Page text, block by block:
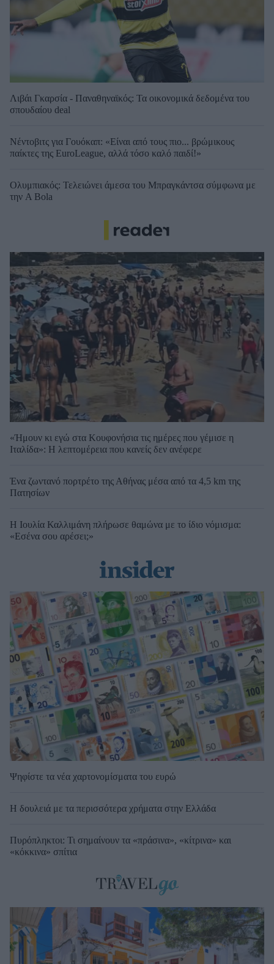
Λιβάι Γκαρσία - Παναθηναϊκός: Τα οικονομικά δεδομένα του
σπουδαίου deal
Νέντοβιτς για Γουόκαπ: «Είναι από τους πιο... βρώμικους
παίκτες της EuroLeague, αλλά τόσο καλό παιδί!»
Ολυμπιακός: Τελειώνει άμεσα του Μπραγκάντσα σύμφωνα με
την A Bola
«Ήμουν κι εγώ στα Κουφονήσια τις ημέρες που γέμισε η
Ιταλίδα»: Η λεπτομέρεια που κανείς δεν ανέφερε
Ένα ζωντανό πορτρέτο της Αθήνας μέσα από τα 4,5 km της
Πατησίων
Η Ιουλία Καλλιμάνη πλήρωσε θαμώνα με το ίδιο νόμισμα:
«Εσένα σου αρέσει;»
Ψηφίστε τα νέα χαρτονομίσματα του ευρώ
Η δουλειά με τα περισσότερα χρήματα στην Ελλάδα
Πυρόπληκτοι: Τι σημαίνουν τα «πράσινα», «κίτρινα» και
«κόκκινα» σπίτια